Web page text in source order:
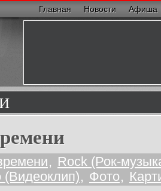
Главная Новости Афиша
, Rock (Рок-
(Видеоклип), Фото,